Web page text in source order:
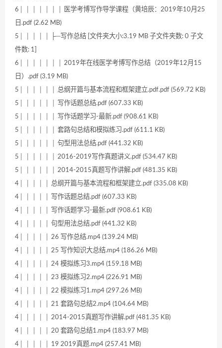
6│ │ │ │ │ │ │ 医学考博写作导学课程（黄培辰：2019年10月25
日.pdf (2.62 MB)
5│ │ │ │ │ ├─写作总结 [文件夹大小:3.19 MB 子文件夹数: 0 子文
件数: 1]
6│ │ │ │ │ │ │ 2019年在线医学考博写作总结（2019年12月15
日）.pdf (3.19 MB)
5│ │ │ │ │ │ 总纲开篇与基本流程和框架建立.pdf.pdf (569.72 KB)
5│ │ │ │ │ │ 写作话题总结.pdf (607.33 KB)
5│ │ │ │ │ │ 写作话题学习-最新.pdf (908.61 KB)
5│ │ │ │ │ │ 套路句总结和模拟练习.pdf (611.1 KB)
5│ │ │ │ │ │ 句型用法总结.pdf (441.32 KB)
5│ │ │ │ │ │ 2016-2019写作真题讲义.pdf (534.47 KB)
5│ │ │ │ │ │ 2014-2015真题写作讲解.pdf (481.35 KB)
4│ │ │ │ │ 总纲开篇与基本流程和框架建立.pdf (335.08 KB)
4│ │ │ │ │ 写作话题总结.pdf (607.33 KB)
4│ │ │ │ │ 写作话题学习-最新.pdf (908.61 KB)
4│ │ │ │ │ 句型用法总结.pdf (441.32 KB)
4│ │ │ │ │ 26 写作总结.mp4 (139.24 MB)
4│ │ │ │ │ 25 写作知识大总结.mp4 (186.26 MB)
4│ │ │ │ │ 24 模拟练习3.mp4 (159.18 MB)
4│ │ │ │ │ 23 模拟练习2.mp4 (226.91 MB)
4│ │ │ │ │ 22 模拟练习1.mp4 (297.26 MB)
4│ │ │ │ │ 21 套路句总结2.mp4 (104.64 MB)
4│ │ │ │ │ 2014-2015真题写作讲解.pdf (481.35 KB)
4│ │ │ │ │ 20 套路句总结1.mp4 (183.97 MB)
4│ │ │ │ │ 19 2019真题.mp4 (257.41 MB)